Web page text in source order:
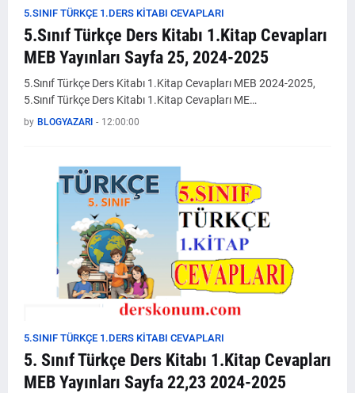
5.SINIF TÜRKÇE 1.DERS KİTABI CEVAPLARI
5.Sınıf Türkçe Ders Kitabı 1.Kitap Cevapları
MEB Yayınları Sayfa 25, 2024-2025
5.Sınıf Türkçe Ders Kitabı 1.Kitap Cevapları MEB 2024-2025,
5.Sınıf Türkçe Ders Kitabı 1.Kitap Cevapları ME…
by BLOGYAZARI - 12:00:00
5.SINIF TÜRKÇE 1.DERS KİTABI CEVAPLARI
5. Sınıf Türkçe Ders Kitabı 1.Kitap Cevapları
MEB Yayınları Sayfa 22,23 2024-2025